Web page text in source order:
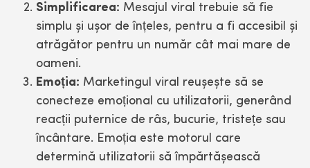
Simplificarea: Mesajul viral trebuie să fie
simplu și ușor de înțeles, pentru a fi accesibil și
atrăgător pentru un număr cât mai mare de
oameni.
Emoția: Marketingul viral reușește să se
conecteze emoțional cu utilizatorii, generând
reacții puternice de râs, bucurie, tristețe sau
încântare. Emoția este motorul care
determină utilizatorii să împărtășească